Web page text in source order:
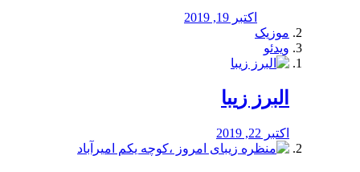
اکتبر 19, 2019
موزیک
ویدئو
البرز زیبا
اکتبر 22, 2019